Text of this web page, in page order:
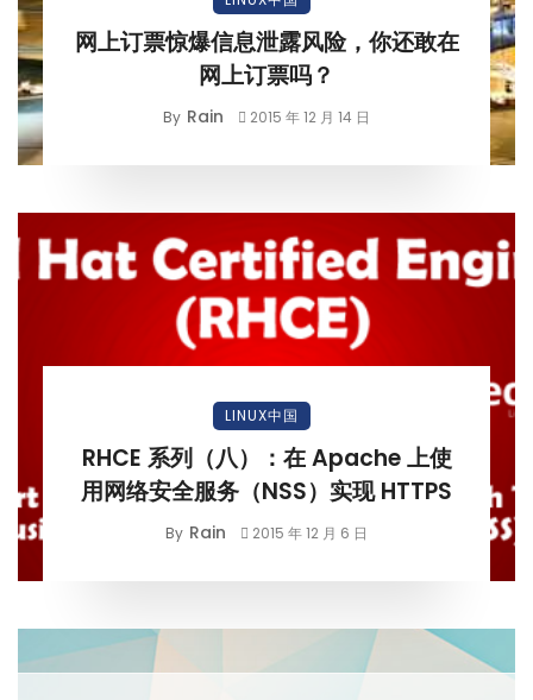
网上订票惊爆信息泄露风险，你还敢在
网上订票吗？
By Rain 2015 年 12 月 14 日
LINUX中国
RHCE 系列（八）：在 Apache 上使
用网络安全服务（NSS）实现 HTTPS
By Rain 2015 年 12 月 6 日